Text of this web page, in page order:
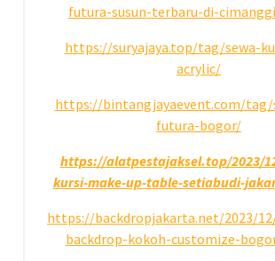
futura-susun-terbaru-di-
https://suryajaya.top/tag/sewa-
acrylic/
https://bintangjayaevent.com/tag/
futura-bogor/
https://alatpestajaksel.top/2023/
kursi-make-up-table-setiabudi-
https://backdropjakarta.net/2023/
backdrop-kokoh-customize-